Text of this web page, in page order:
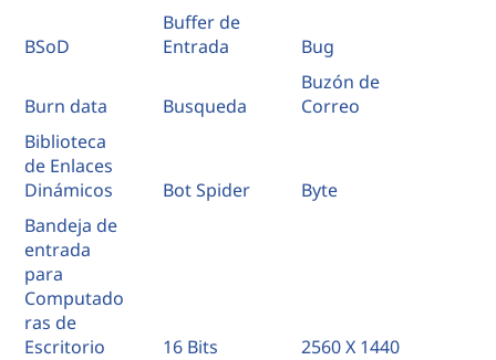
BSoD
Buffer de
Entrada
Bug
Burn data Busqueda
Buzón de
Correo
Biblioteca
de Enlaces
Dinámicos
Bot Spider
Byte
Bandeja de
entrada
para
Computado
ras de
Escritorio
16 Bits 2560 X 1440